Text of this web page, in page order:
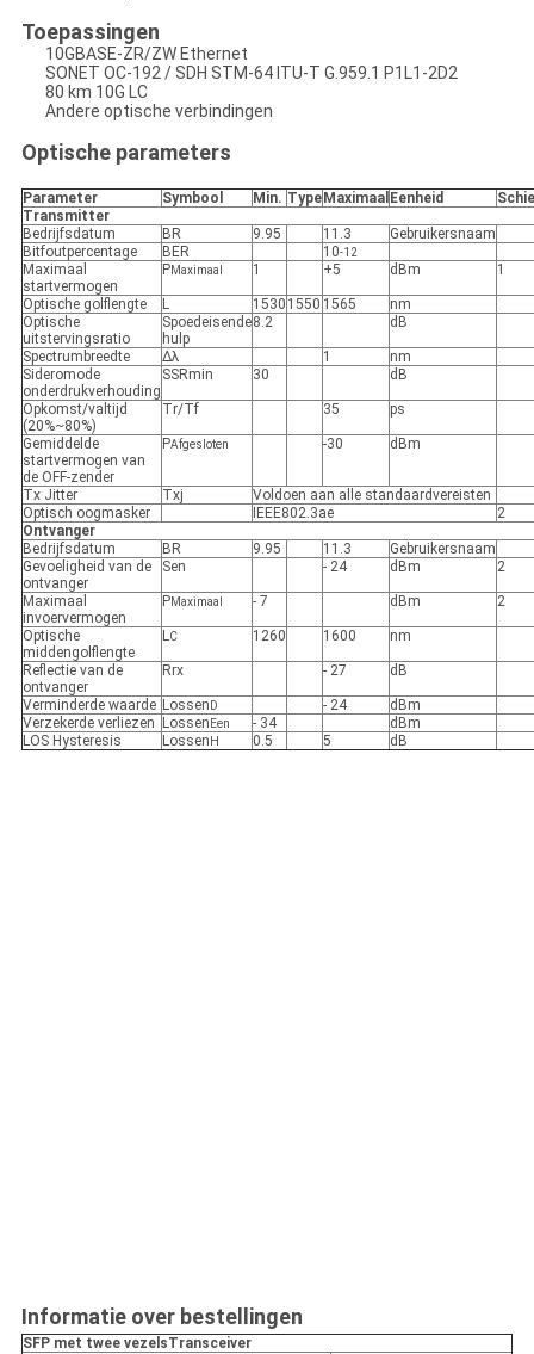
Toepassingen
10GBASE-ZR/ZW Ethernet
SONET OC-192 / SDH STM-64 ITU-T G.959.1 P1L1-2D2
80 km 10G LC
Andere optische verbindingen
Optische parameters
Parameter Symbool Min. Type Maximaal Eenheid
Transmitter
Bedrijfsdatum
BR 9.95 11.3
Gebruikersnaam
Bitfoutpercentage
BER 10-12
Maximaal
startvermogen
PMaximaal 1 +5 dBm 1
Optische golflengte L 1530 1550 1565
nm
Optische
uitstervingsratio
Spoedeisende
hulp
8.2 dB
Spectrumbreedte Δλ 1
nm
Sideromode
onderdrukverhouding
SSRmin 30 dB
Opkomst/valtijd
(20%~80%)
Tr/Tf 35 ps
Gemiddelde
startvermogen van
de OFF-zender
PAfgesloten -30 dBm
Tx Jitter Txj
Voldoen aan alle standaardvereisten
Optisch oogmasker
IEEE802.3ae
2
Ontvanger
Bedrijfsdatum
BR 9.95 11.3
Gebruikersnaam
Gevoeligheid van de
ontvanger
Sen - 24 dBm 2
Maximaal
invoervermogen
PMaximaal - 7 dBm 2
Optische
middengolflengte
LC 1260 1600 nm
Reflectie van de
ontvanger
Rrx - 27 dB
Verminderde waarde Lossen D - 24
dBm
Verzekerde verliezen
Lossen Een - 34
dBm
LOS Hysteresis
Lossen H 0.5 5 dB
Informatie over bestellingen
SFP met twee vezelsTransceiver